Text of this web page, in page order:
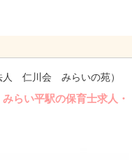
人 仁川会 みらいの苑）
らい平駅の保育士求人・